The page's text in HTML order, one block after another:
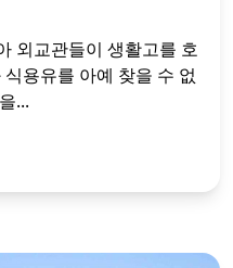
외교관들이 생활고를 호
용유를 아예 찾을 수 없
...